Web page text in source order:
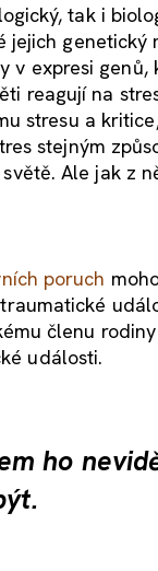
tak i
genetický
expresi
reagují na
stresu a
stejným
Ale jak z
poruch
členu
události.
ho